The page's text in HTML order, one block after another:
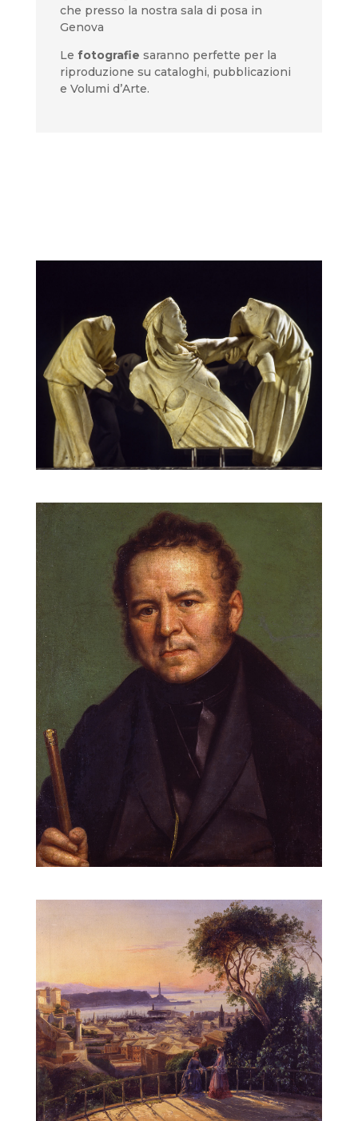
che presso la nostra sala di posa in
Genova
Le fotografie saranno perfette per la
riproduzione su cataloghi, pubblicazioni
e Volumi d’Arte.